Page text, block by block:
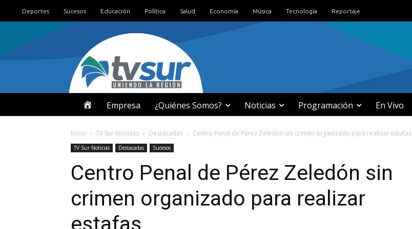
Deportes Sucesos Educación Política Salud Economía Música Tecnología Reportaje
N
I
C
I
Empresa ¿Quiénes Somos? Noticias Programación En Vivo
Inicio TV Sur Noticias Destacadas Centro Penal de Pérez Zeledón sin crimen organizado para realizar estafas
TV Sur Noticias Destacadas Sucesos
Centro Penal de Pérez Zeledón sin
crimen organizado para realizar
estafas